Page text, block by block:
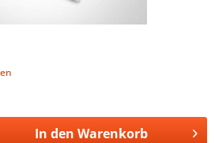
In den Warenkorb